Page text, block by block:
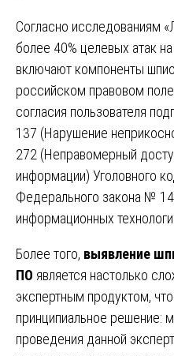
Согласно исследованиям
более 40% целевых атак
включают компоненты
российском правовом
согласия пользователя
137 (Нарушение
272 (Неправомерный
информации) Уголовного
Федерального закона №
информационных
Более того, выявление
ПО является настолько
экспертным продуктом,
принципиальное решение:
проведения данной